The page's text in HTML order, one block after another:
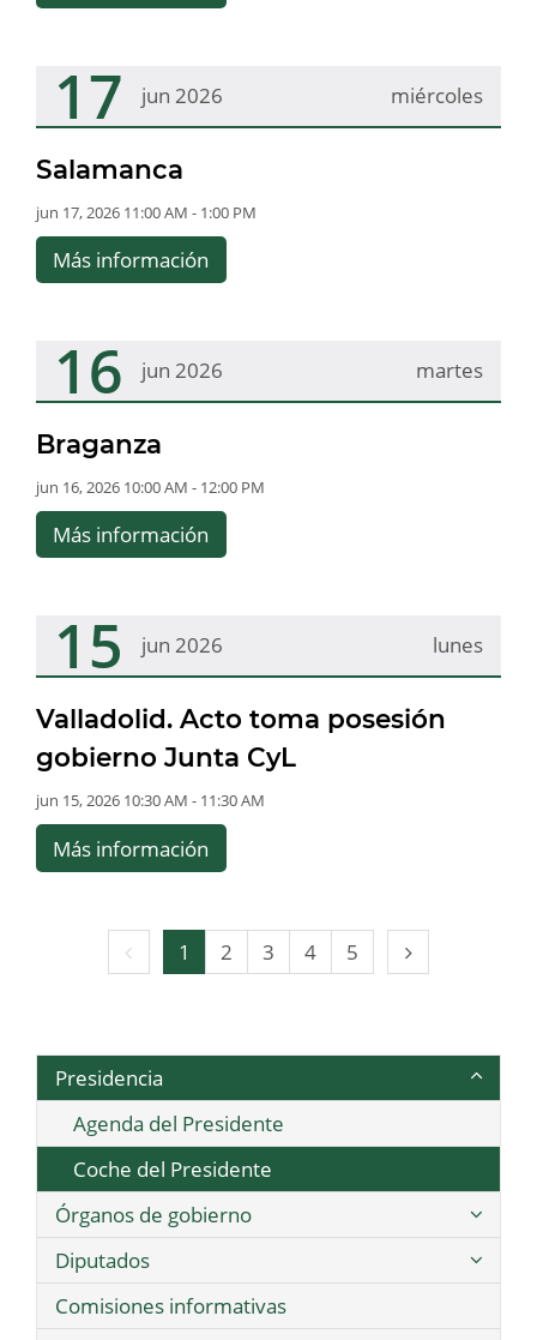
miércoles
17 jun 2026
Salamanca
jun 17, 2026 11:00 AM - 1:00 PM
Más información
martes
16 jun 2026
Braganza
jun 16, 2026 10:00 AM - 12:00 PM
Más información
lunes
15 jun 2026
Valladolid. Acto toma posesión
gobierno Junta CyL
jun 15, 2026 10:30 AM - 11:30 AM
Más información
Página
anterior
1 2 3 4 5
Página
siguiente
Presidencia
Agenda del Presidente
Coche del Presidente
Órganos de gobierno
Diputados
Comisiones informativas